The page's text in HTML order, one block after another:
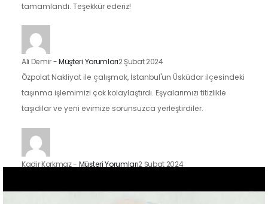
tamamlandı. Teşekkür ederiz!
Ali Demir-Müşteri Yorumları2 Şubat 2024
Özpolat Nakliyat ile çalışmak, İstanbul'un Üsküdar ilçesindeki
taşınma işlemimizi çok kolaylaştırdı. Eşyalarımızı titizlikle
taşıdılar ve yeni evimize sorunsuzca yerleştirdiler.
Kadir Korkmaz- Müşteri Yorumları2 Şubat 2024